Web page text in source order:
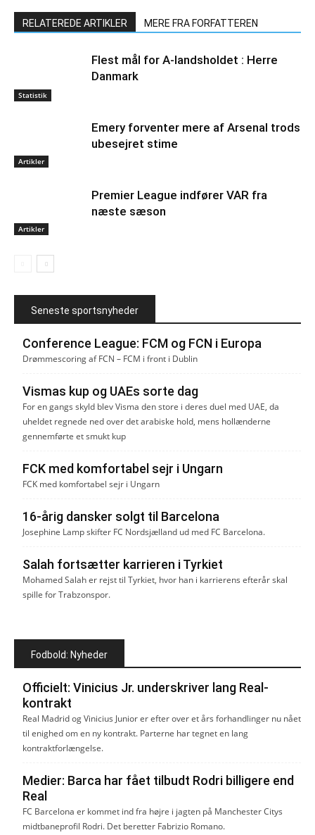
RELATEREDE ARTIKLER MERE FRA FORFATTEREN
Statistik
Flest mål for A-landsholdet : Herre
Danmark
Artikler
Emery forventer mere af Arsenal trods
ubesejret stime
Artikler
Premier League indfører VAR fra
næste sæson
Seneste sportsnyheder
Conference League: FCM og FCN i Europa
Drømmescoring af FCN – FCM i front i Dublin
Vismas kup og UAEs sorte dag
For en gangs skyld blev Visma den store i deres duel med UAE, da
uheldet regnede ned over det arabiske hold, mens hollænderne
gennemførte et smukt kup
FCK med komfortabel sejr i Ungarn
FCK med komfortabel sejr i Ungarn
16-årig dansker solgt til Barcelona
Josephine Lamp skifter FC Nordsjælland ud med FC Barcelona.
Salah fortsætter karrieren i Tyrkiet
Mohamed Salah er rejst til Tyrkiet, hvor han i karrierens efterår skal
spille for Trabzonspor.
Fodbold: Nyheder
Officielt: Vinicius Jr. underskriver lang Real-
kontrakt
Real Madrid og Vinicius Junior er efter over et års forhandlinger nu nået
til enighed om en ny kontrakt. Parterne har tegnet en lang
kontraktforlængelse.
Medier: Barca har fået tilbudt Rodri billigere end
Real
FC Barcelona er kommet ind fra højre i jagten på Manchester Citys
midtbaneprofil Rodri. Det beretter Fabrizio Romano.